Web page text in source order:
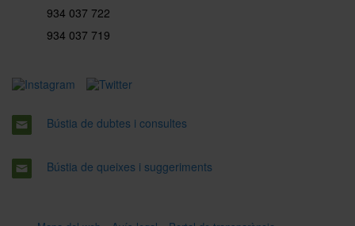
934 037 722
934 037 719
Bústia de dubtes i consultes
Bústia de queixes i suggeriments